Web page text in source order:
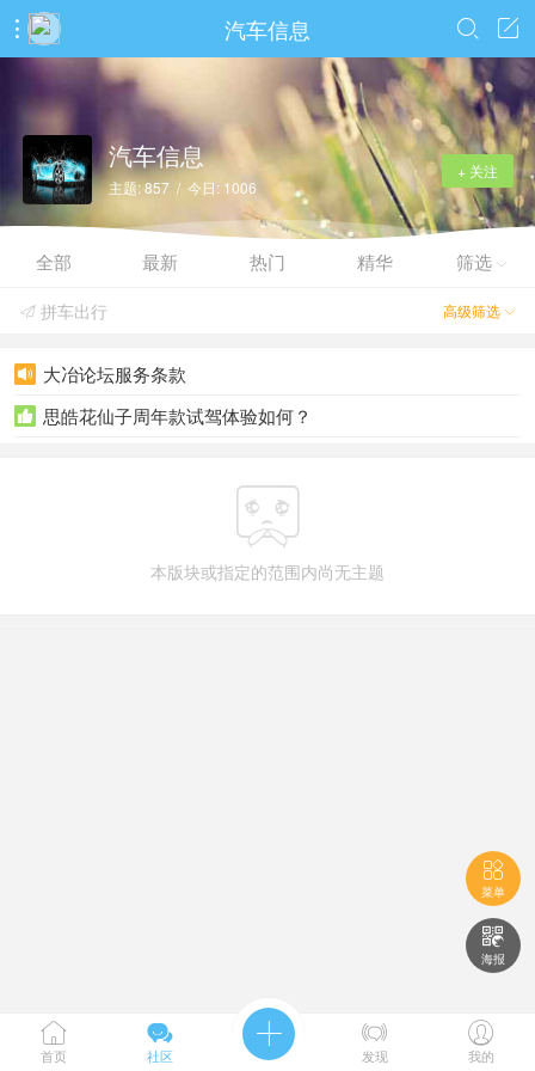
 汽车信息 

+ 关注
汽车信息
主题: 857 / 今日: 1006
全部 最新 热门 精华 筛选 
高级筛选 
 拼车出行
 大冶论坛服务条款
 思皓花仙子周年款试驾体验如何？

本版块或指定的范围内尚无主题

菜单

海报

首页

社区
 
发现

我的